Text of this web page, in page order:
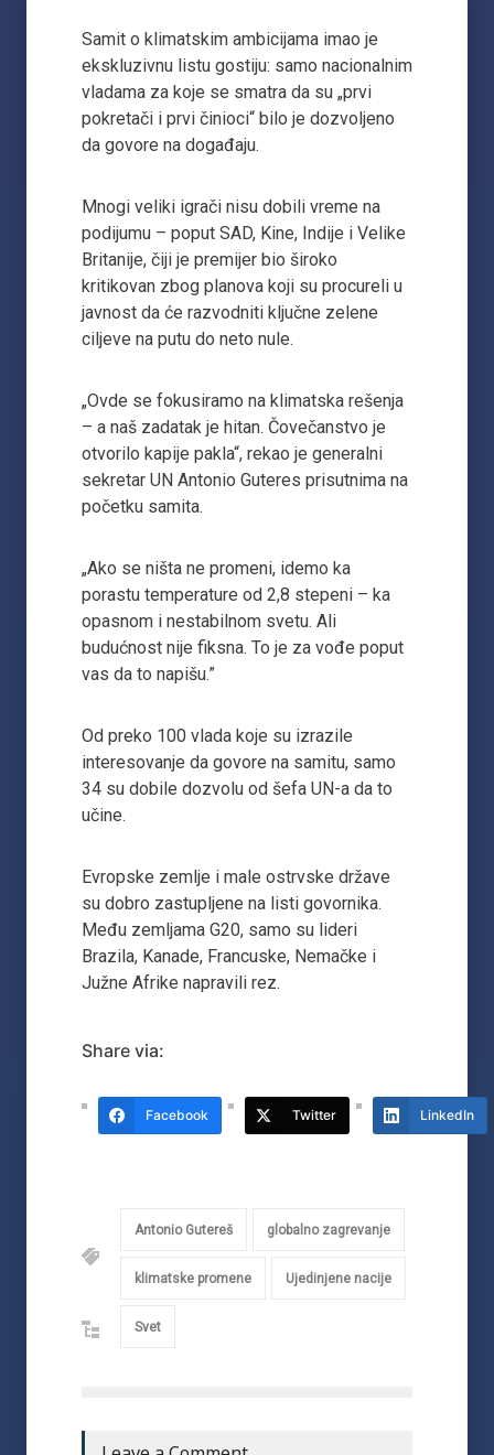
Samit o klimatskim ambicijama imao je
ekskluzivnu listu gostiju: samo nacionalnim
vladama za koje se smatra da su „prvi
pokretači i prvi činioci“ bilo je dozvoljeno
da govore na događaju.
Mnogi veliki igrači nisu dobili vreme na
podijumu – poput SAD, Kine, Indije i Velike
Britanije, čiji je premijer bio široko
kritikovan zbog planova koji su procureli u
javnost da će razvodniti ključne zelene
ciljeve na putu do neto nule.
„Ovde se fokusiramo na klimatska rešenja
– a naš zadatak je hitan. Čovečanstvo je
otvorilo kapije pakla“, rekao je generalni
sekretar UN Antonio Guteres prisutnima na
početku samita.
„Ako se ništa ne promeni, idemo ka
porastu temperature od 2,8 stepeni – ka
opasnom i nestabilnom svetu. Ali
budućnost nije fiksna. To je za vođe poput
vas da to napišu.”
Od preko 100 vlada koje su izrazile
interesovanje da govore na samitu, samo
34 su dobile dozvolu od šefa UN-a da to
učine.
Evropske zemlje i male ostrvske države
su dobro zastupljene na listi govornika.
Među zemljama G20, samo su lideri
Brazila, Kanade, Francuske, Nemačke i
Južne Afrike napravili rez.
Share via:
Facebook Twitter LinkedIn
Antonio Gutereš globalno zagrevanje
klimatske promene Ujedinjene nacije
Svet